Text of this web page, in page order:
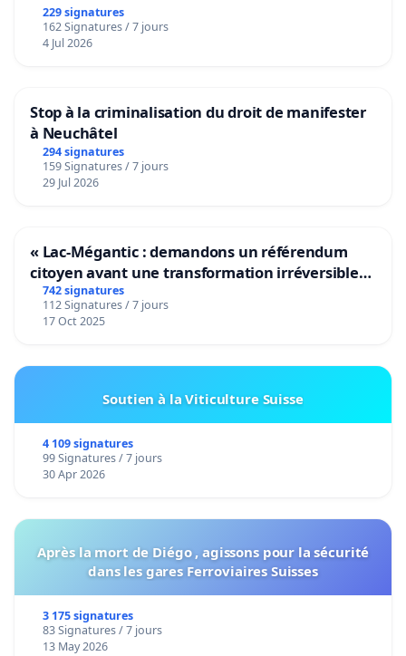
229 signatures
162 Signatures / 7 jours
4 Jul 2026
Stop à la criminalisation du droit de manifester
à Neuchâtel
294 signatures
159 Signatures / 7 jours
29 Jul 2026
« Lac-Mégantic : demandons un référendum
citoyen avant une transformation irréversible
de notre territoire »
742 signatures
112 Signatures / 7 jours
17 Oct 2025
Soutien à la Viticulture Suisse
4 109 signatures
99 Signatures / 7 jours
30 Apr 2026
Après la mort de Diégo , agissons pour la sécurité
dans les gares Ferroviaires Suisses
3 175 signatures
83 Signatures / 7 jours
13 May 2026